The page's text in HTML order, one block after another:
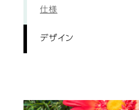
仕様
デザイン